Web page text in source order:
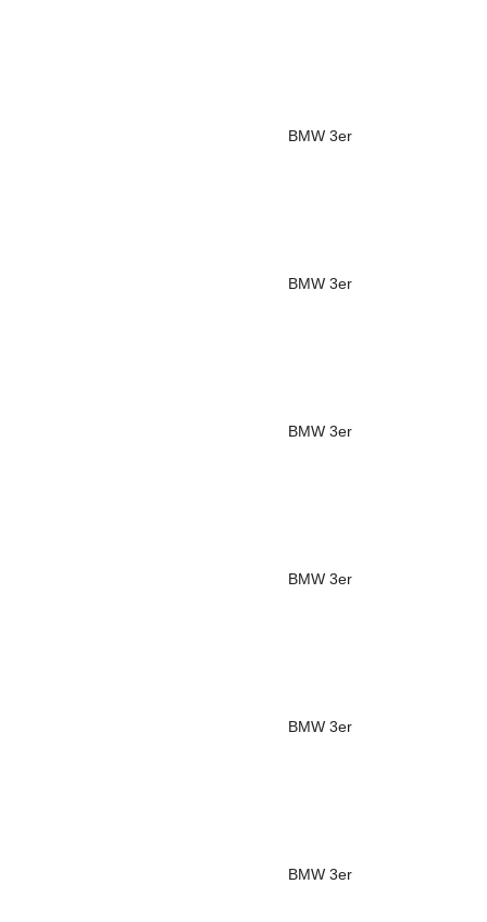
BMW 3er
BMW 3er
BMW 3er
BMW 3er
BMW 3er
BMW 3er